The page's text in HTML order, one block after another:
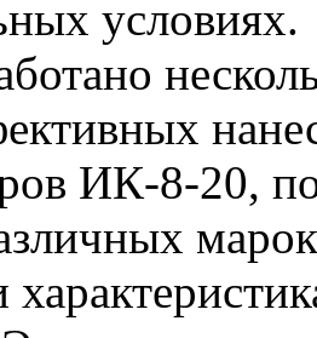
условиях.
ИК-8-20,
марок